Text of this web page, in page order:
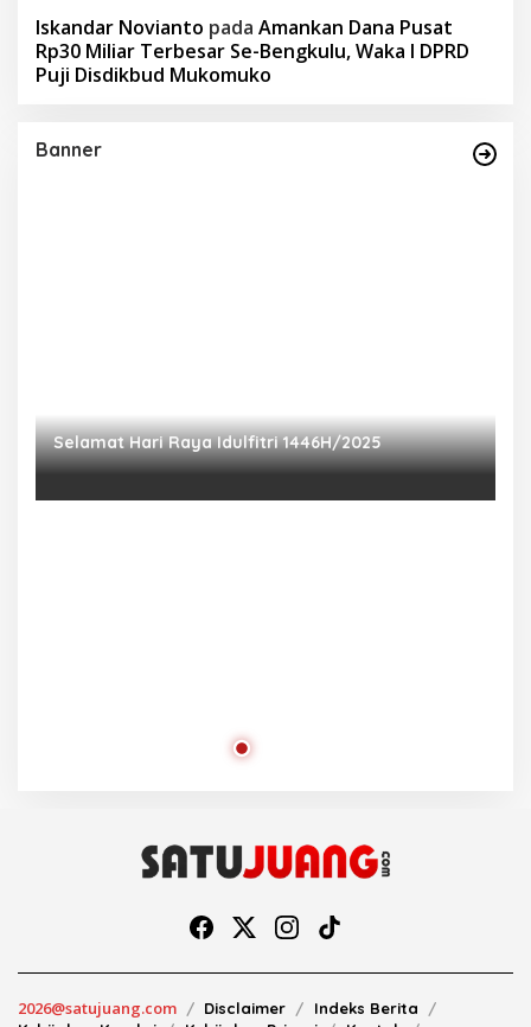
Iskandar Novianto pada Amankan Dana Pusat
Rp30 Miliar Terbesar Se-Bengkulu, Waka I DPRD
Puji Disdikbud Mukomuko
Banner
Selamat Hari Raya Idulfitri 1446H/2025
2026@satujuang.com Disclaimer
Indeks Berita